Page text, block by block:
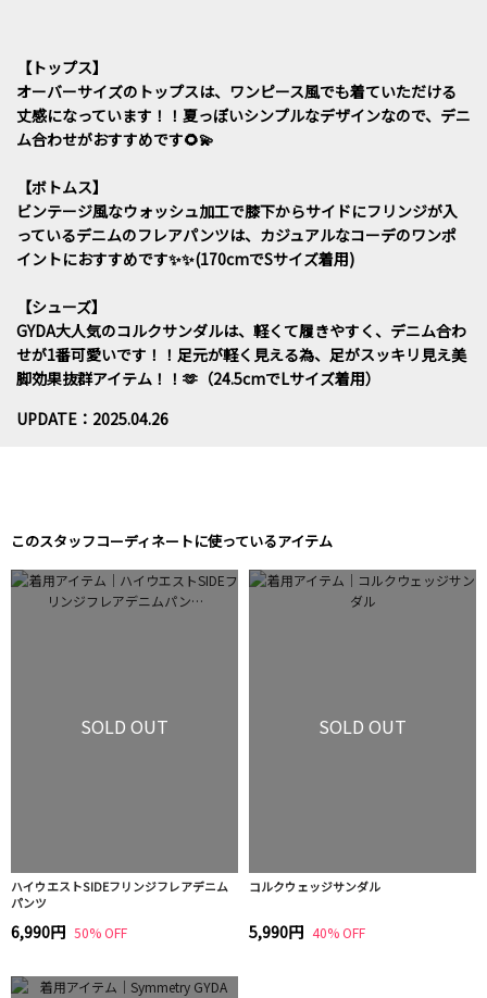
【トップス】
オーバーサイズのトップスは、ワンピース風でも着ていただける
丈感になっています！！夏っぽいシンプルなデザインなので、デニ
ム合わせがおすすめです🌻💫
【ボトムス】
ビンテージ風なウォッシュ加工で膝下からサイドにフリンジが入
っているデニムのフレアパンツは、カジュアルなコーデのワンポ
イントにおすすめです✨️✨️(170cmでSサイズ着用)
【シューズ】
GYDA大人気のコルクサンダルは、軽くて履きやすく、デニム合わ
せが1番可愛いです！！足元が軽く見える為、足がスッキリ見え美
脚効果抜群アイテム！！🫶（24.5cmでLサイズ着用）
UPDATE：2025.04.26
このスタッフコーディネートに使っているアイテム
SOLD OUT
ハイウエストSIDEフリンジフレアデニム
パンツ
6,990円 50% OFF
SOLD OUT
コルクウェッジサンダル
5,990円 40% OFF